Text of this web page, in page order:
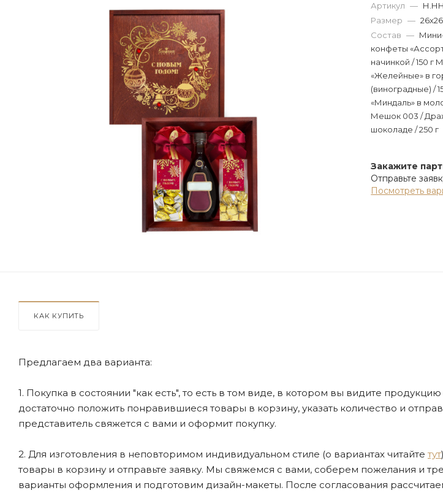
Артикул —
Размер —
Состав —
конфеты
начинкой / 150 г
«Желейные» в
(виноградные) /
«Миндаль» в
Мешок 003 /
шоколаде / 250 г
Закажите
Отправьте
Посмотреть
КАК КУПИТЬ
Предлагаем два варианта:
1. Покупка в состоянии "как есть", то есть в том виде, в котором вы видите
достаточно положить понравившиеся товары в корзину, указать количество и
представитель свяжется с вами и оформит покупку.
2. Для изготовления в неповторимом индивидуальном стиле (о вариантах читайте тут
товары в корзину и отправьте заявку. Мы свяжемся с вами, соберем пожелания и
варианты оформления и подготовим дизайн-макеты. После согласования